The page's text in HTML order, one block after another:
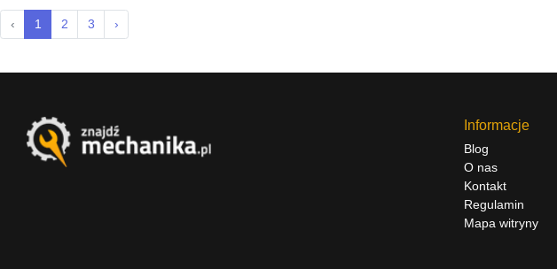
‹ 1 2 3 ›
Informacje
Blog
O nas
Kontakt
Regulamin
Mapa witryny